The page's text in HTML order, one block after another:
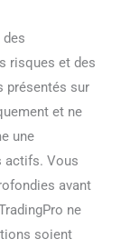
risques et des
présentés sur
et ne
une
actifs. Vous
avant
ne
soient